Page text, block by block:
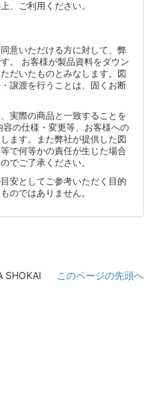
、ご利用ください。
意いただける方に対して、弊
。 お客様が製品資料をダウン
だいたものとみなします。図
譲渡を行うことは、固くお断
実際の商品と一致することを
の仕様・変更等、お客様への
ます。また弊社が提供した図
で何等かの責任が生じた場合
でご了承ください。
安としてご参考いただく目的
のではありません。
このページの先頭へ